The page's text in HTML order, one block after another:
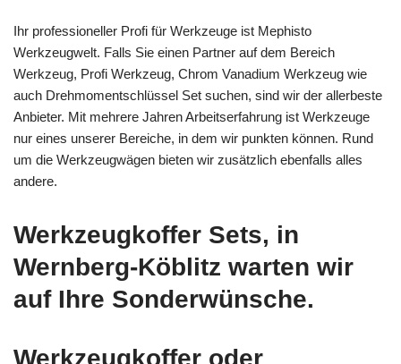
Ihr professioneller Profi für Werkzeuge ist Mephisto
Werkzeugwelt. Falls Sie einen Partner auf dem Bereich
Werkzeug, Profi Werkzeug, Chrom Vanadium Werkzeug wie
auch Drehmomentschlüssel Set suchen, sind wir der allerbeste
Anbieter. Mit mehrere Jahren Arbeitserfahrung ist Werkzeuge
nur eines unserer Bereiche, in dem wir punkten können. Rund
um die Werkzeugwägen bieten wir zusätzlich ebenfalls alles
andere.
Werkzeugkoffer Sets, in
Wernberg-Köblitz warten wir
auf Ihre Sonderwünsche.
Werkzeugkoffer oder